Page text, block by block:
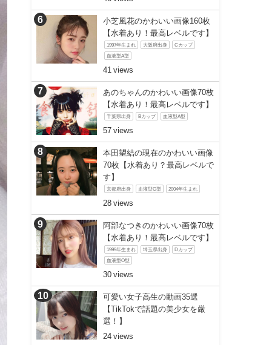
小芝風花のかわいい画像160枚
【水着あり！最高レベルです】
1997年生まれ 大阪府出身 Cカップ
血液型A型
41
あのちゃんのかわいい画像70枚
【水着あり！最高レベルです】
千葉県出身 Bカップ 血液型A型
57
本田望結の現在のかわいい画像
70枚【水着あり？最高レベルで
す】
京都府出身 血液型O型 2004年生まれ
28
阿部なつきのかわいい画像70枚
【水着あり！最高レベルです】
1999年生まれ 埼玉県出身 Dカップ
血液型O型
30
可愛い女子高生の動画35選
【TikTokで話題の美少女を厳
選！】
24